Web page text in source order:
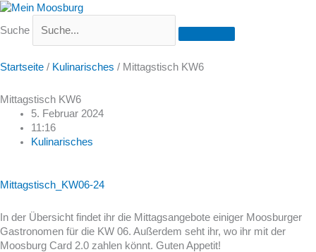
Suche
Startseite / Kulinarisches / Mittagstisch KW6
Mittagstisch KW6
5. Februar 2024
11:16
Kulinarisches
Mittagstisch_KW06-24
In der Übersicht findet ihr die Mittagsangebote einiger Moosburger
Gastronomen für die KW 06. Außerdem seht ihr, wo ihr mit der
Moosburg Card 2.0 zahlen könnt. Guten Appetit!